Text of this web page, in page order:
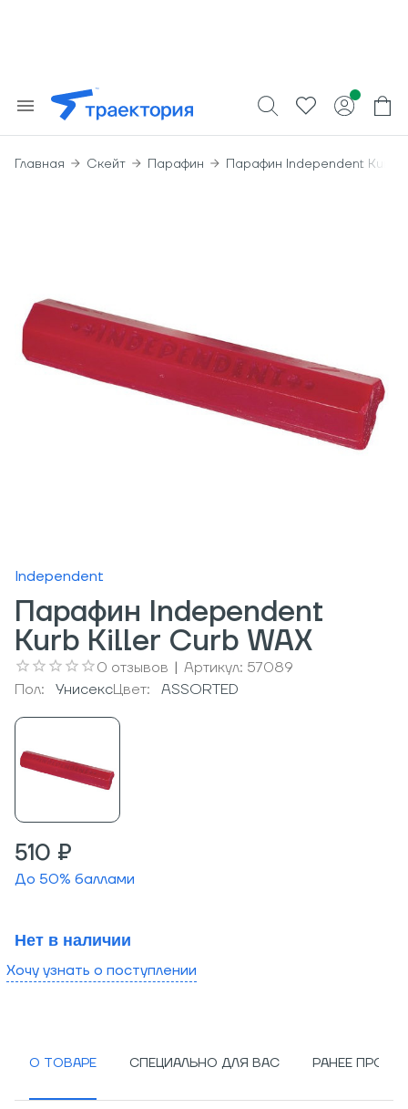
Главная Скейт Парафин Парафин Independent Kurb
Independent
Парафин Independent
Kurb Killer Curb WAX
0 отзывов | Артикул: 57089
Пол:
УнисексЦвет: ASSORTED
510 ₽
До 50% баллами
Нет в наличии
Хочу узнать о поступлении
О ТОВАРЕ СПЕЦИАЛЬНО ДЛЯ ВАС РАНЕЕ